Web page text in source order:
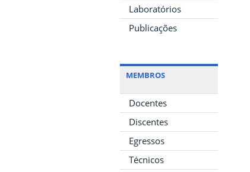
Laboratórios
Publicações
MEMBROS
Docentes
Discentes
Egressos
Técnicos